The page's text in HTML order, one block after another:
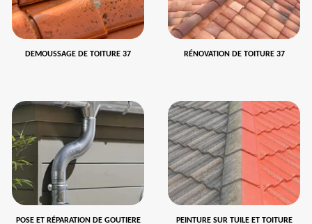
DEMOUSSAGE DE TOITURE 37 RÉNOVATION DE TOITURE 37
POSE ET RÉPARATION DE GOUTIERE
PEINTURE SUR TUILE ET TOITURE